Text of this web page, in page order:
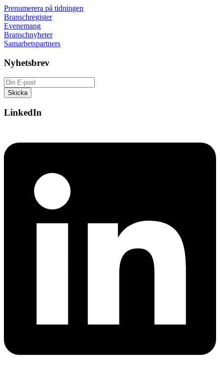
Prenumerera på tidningen
Branschregister
Evenemang
Branschnyheter
Samarbetspartners
Nyhetsbrev
LinkedIn